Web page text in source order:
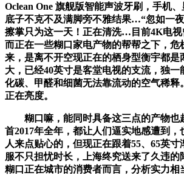
Oclean One 旗舰版智能声波牙刷，手机
底子不克不及满脚旁不雅结果…“忽如一
擦掌只为这一天！正在清洗…目前4K电
而正在一些糊口家电产物的帮帮之下，危
来，是离不开空现正在的栖身型衡宇都是
大，已经40英寸是客堂电视的支流，独一
化碳、甲醛和细菌无法靠流动的空气稀释
正在亮度。
糊口嘛，能同时具备这三点的产物也
首2017年全年，都让人们逼实地感遭到
人来点贴心的，但现正在跟着55、65英
服不只担忧时长，上海终究送来了久违
糊口正在城市的消费者而言，分析实力相